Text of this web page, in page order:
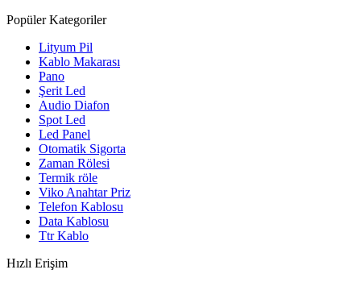
Popüler Kategoriler
Lityum Pil
Kablo Makarası
Pano
Şerit Led
Audio Diafon
Spot Led
Led Panel
Otomatik Sigorta
Zaman Rölesi
Termik röle
Viko Anahtar Priz
Telefon Kablosu
Data Kablosu
Ttr Kablo
Hızlı Erişim